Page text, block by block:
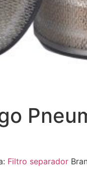
Filtro separador